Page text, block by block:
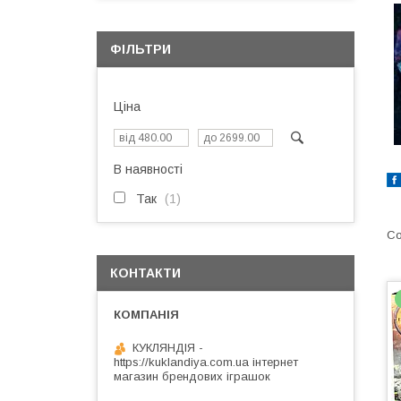
ФІЛЬТРИ
Ціна
В наявності
Так 1
КОНТАКТИ
КУКЛЯНДІЯ -
https://kuklandiya.com.ua інтернет
магазин брендових іграшок